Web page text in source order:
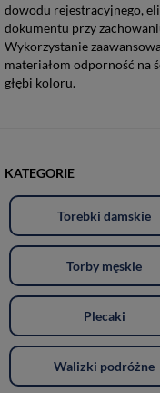
dowodu rejestracyjnego,
dokumentu przy
Wykorzystanie
materiałom odporność na
głębi koloru.
KATEGORIE
Torebki damskie
Torby męskie
Plecaki
Walizki podróżne